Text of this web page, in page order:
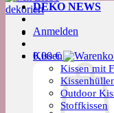
Kissen
Kissen mit
Outdoor
Stoffkissen
DEKO NEWS
Anmelden
0,00€